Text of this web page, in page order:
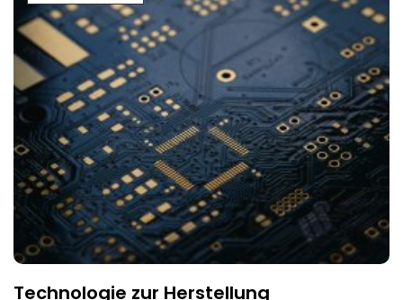
Technologie zur Herstellung